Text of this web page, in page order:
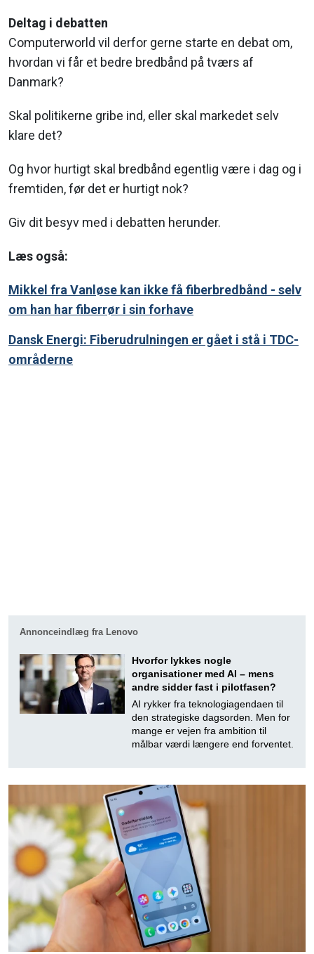
Deltag i debatten
Computerworld vil derfor gerne starte en debat om,
hvordan vi får et bedre bredbånd på tværs af
Danmark?
Skal politikerne gribe ind, eller skal markedet selv
klare det?
Og hvor hurtigt skal bredbånd egentlig være i dag og i
fremtiden, før det er hurtigt nok?
Giv dit besyv med i debatten herunder.
Læs også:
Mikkel fra Vanløse kan ikke få fiberbredbånd - selv
om han har fiberrør i sin forhave
Dansk Energi: Fiberudrulningen er gået i stå i TDC-
områderne
Annonceindlæg fra Lenovo
Hvorfor lykkes nogle
organisationer med AI – mens
andre sidder fast i pilotfasen?
AI rykker fra teknologiagendaen til
den strategiske dagsorden. Men for
mange er vejen fra ambition til
målbar værdi længere end forventet.